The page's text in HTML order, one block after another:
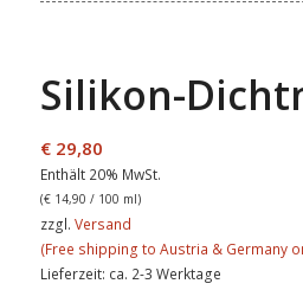
Silikon-
€29,80
Enthält 20% MwSt.
(€14,90 / 100 ml)
zzgl. Versand
Lieferzeit: ca. 2-3 Werktage